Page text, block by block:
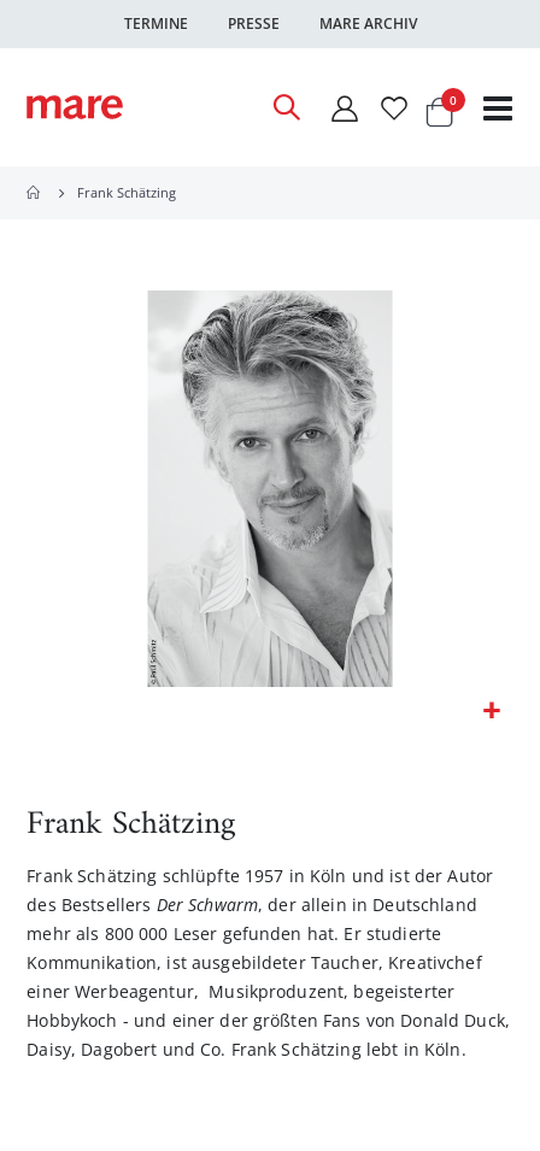
TERMINE PRESSE MARE ARCHIV
Warenkorb
0Artikel
Frank Schätzing
Bildgalerie
Frank Schätzing
Frank Schätzing schlüpfte 1957 in Köln und ist der Autor
des Bestsellers Der Schwarm, der allein in Deutschland
mehr als 800 000 Leser gefunden hat. Er studierte
Kommunikation, ist ausgebildeter Taucher, Kreativchef
einer Werbeagentur, Musikproduzent, begeisterter
Hobbykoch - und einer der größten Fans von Donald Duck,
Daisy, Dagobert und Co. Frank Schätzing lebt in Köln.